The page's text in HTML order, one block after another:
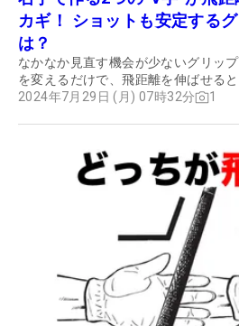
カギ！ ショットも安定する
は？
なかなか見直す機会が少ないグリッ
を変えるだけで、飛距離を伸ばせると
2024年7月29日 (月) 07時32分
1